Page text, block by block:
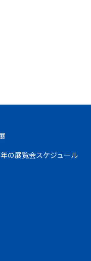
の展覧会スケジュール